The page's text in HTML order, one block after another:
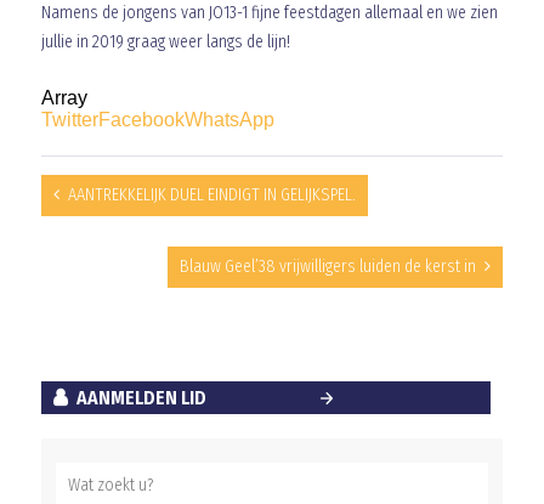
Namens de jongens van JO13-1 fijne feestdagen allemaal en we zien
jullie in 2019 graag weer langs de lijn!
Array
TwitterFacebookWhatsApp
AANTREKKELIJK DUEL EINDIGT IN GELIJKSPEL.
Blauw Geel’38 vrijwilligers luiden de kerst in
AANMELDEN LID